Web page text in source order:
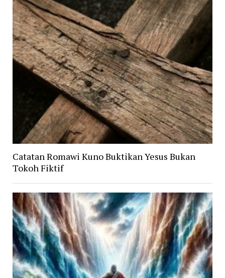
Catatan Romawi Kuno Buktikan Yesus Bukan
Tokoh Fiktif